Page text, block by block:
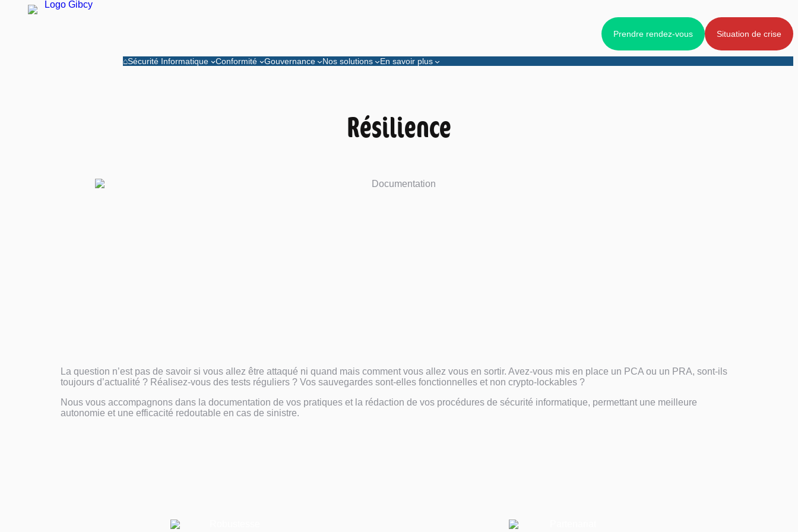
Prendre rendez-vous Situation de crise
⌂Sécurité Informatique Conformité Gouvernance Nos solutions En savoir plus
Résilience
La question n’est pas de savoir si vous allez être attaqué ni quand mais comment vous allez vous en sortir. Avez-vous mis en place un PCA ou un PRA, sont-ils
toujours d’actualité ? Réalisez-vous des tests réguliers ? Vos sauvegardes sont-elles fonctionnelles et non crypto-lockables ?
Nous vous accompagnons dans la documentation de vos pratiques et la rédaction de vos procédures de sécurité informatique, permettant une meilleure
autonomie et une efficacité redoutable en cas de sinistre.
Que faire immédiatement en cas de sinistre ?